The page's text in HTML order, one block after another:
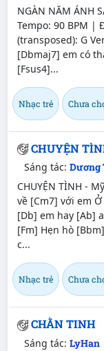
NGÀN NĂM ÁNH
Tempo: 90 BPM |
(transposed): G
[Dbmaj7] em có
[Fsus4]...
Nhạc trẻ Chưa
CHUYỆN
Sáng tác: Dương
CHUYỆN TÌNH -
về [Cm7] với em
[Db] em hay [Ab]
[Fm] Hẹn hò
c...
Nhạc trẻ Chưa
CHẰN TINH
Sáng tác: LyHan